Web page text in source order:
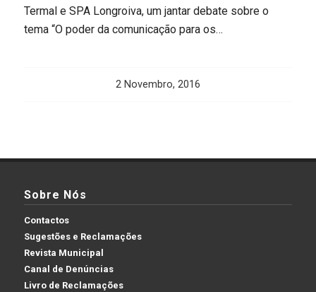
Termal e SPA Longroiva, um jantar debate sobre o
tema “O poder da comunicação para os…
2 Novembro, 2016
Sobre Nós
Contactos
Sugestões e Reclamações
Revista Municipal
Canal de Denúncias
Livro de Reclamações